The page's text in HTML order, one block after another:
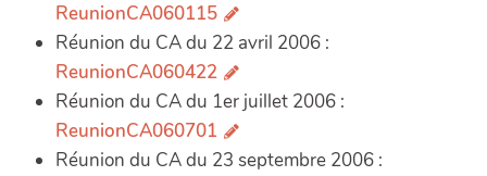
ReunionCA060115
Réunion du CA du 22 avril 2006 :
ReunionCA060422
Réunion du CA du 1er juillet 2006 :
ReunionCA060701
Réunion du CA du 23 septembre 2006 :